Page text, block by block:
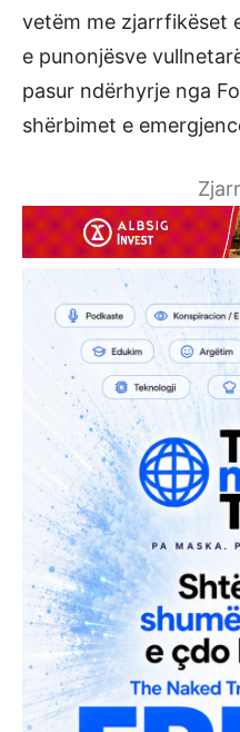
vetëm me zjarrfikëset
e punonjësve
pasur ndërhyrje nga
shërbimet e